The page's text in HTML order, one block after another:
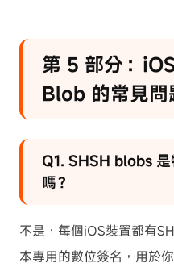
第 5 部分：
Blob 的常見問
Q1. SHSH blobs
嗎？
不是，每個iOS裝置都有
本專用的數位簽名，用於